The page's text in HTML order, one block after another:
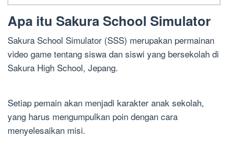
Apa itu Sakura School Simulator
Sakura School Simulator (SSS) merupakan permainan
video game tentang siswa dan siswi yang bersekolah di
Sakura High School, Jepang.
Setiap pemain akan menjadi karakter anak sekolah,
yang harus mengumpulkan poin dengan cara
menyelesaikan misi.